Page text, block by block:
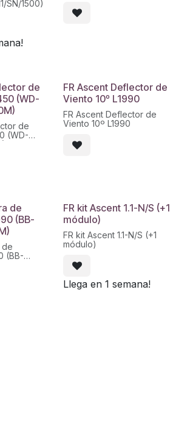
SN/1500)
de
(WD-
de
(WD-
FR Ascent Deflector de
Viento 10º L1990
FR Ascent Deflector de
Viento 10º L1990
de
(BB-
de
(BB-
FR kit Ascent 1.1-N/S (+1
módulo)
FR kit Ascent 1.1-N/S (+1
módulo)
Llega en 1 semana!